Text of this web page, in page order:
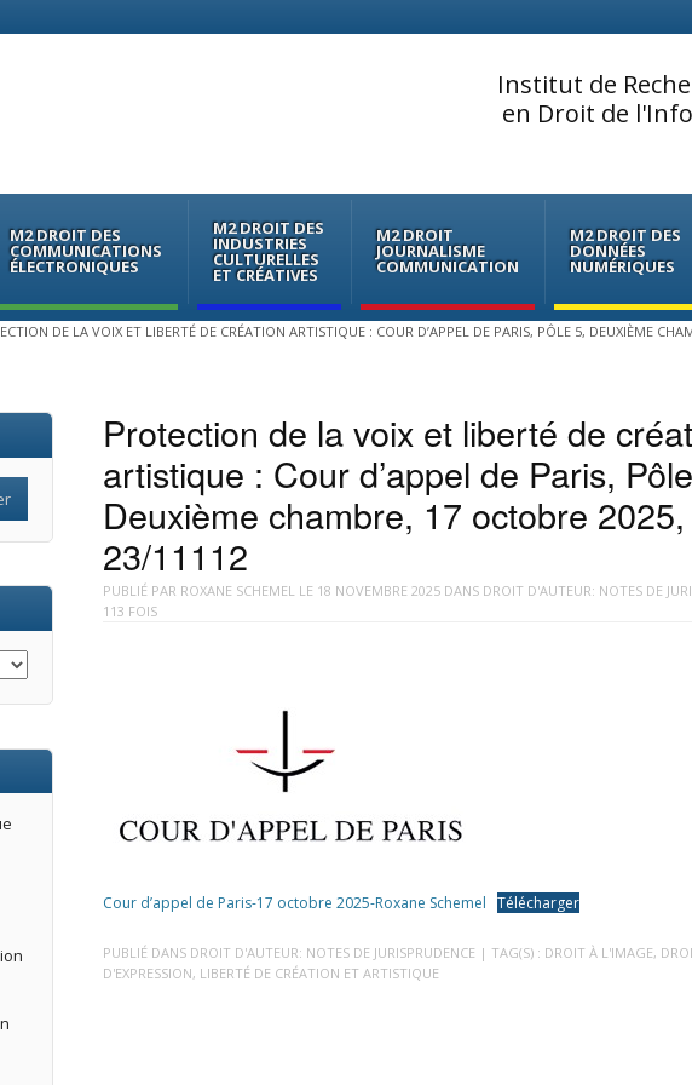
Institut de
en Droit de
M2 DROIT DES
COMMUNICATIONS
ÉLECTRONIQUES
M2 DROIT DES
INDUSTRIES
CULTURELLES
ET CRÉATIVES
M2 DROIT
JOURNALISME
COMMUNICATION
M2 DROIT DES
DONNÉES
NUMÉRIQUES
DE LA VOIX ET LIBERTÉ DE CRÉATION ARTISTIQUE : COUR D’APPEL DE PARIS, PÔLE 5, DEUXIÈME
Protection de la voix et liberté de
artistique : Cour d’appel de Paris,
Deuxième chambre, 17 octobre 2025,
23/11112
PUBLIÉ PAR ROXANE SCHEMEL LE 18 NOVEMBRE 2025DANS DROIT D'AUTEUR: NOTES DE
113 FOIS
Cour d’appel de Paris-17 octobre 2025-Roxane Schemel Télécharger
PUBLIÉ DANS DROIT D'AUTEUR: NOTES DE JURISPRUDENCE | TAG(S) : DROIT À L'IMAGE,
D'EXPRESSION, LIBERTÉ DE CRÉATION ET ARTISTIQUE